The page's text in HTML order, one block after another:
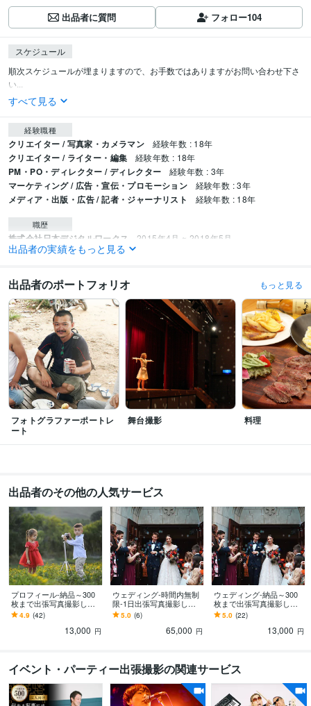
出品者に質問 フォロー104
スケジュール
順次スケジュールが埋まりますので、お手数ではありますがお問い合わせ下さ
い...
すべて見る
経験職種
クリエイター / 写真家・カメラマン 経験年数 : 18年
クリエイター / ライター・編集 経験年数 : 18年
PM・PO・ディレクター / ディレクター 経験年数 : 3年
マーケティング / 広告・宣伝・プロモーション 経験年数 : 3年
メディア・出版・広告 / 記者・ジャーナリスト 経験年数 : 18年
職歴
株式会社日本デジタルワークス 2015年4月 ~ 2018年5月
Latent Image 2014年4月 ~ 現在
資格・検定
フォトマスター検定1級 取得年 : 2013年
狩猟免許（第一種銃猟・わな猟） 取得年 : 2019年
プログラミング言語・フレームワーク
HTML:9年CSS:9年PHP:1年
ビジネス・クリエイティブツール
Adobe Photoshop:16年Adobe Illustrator:3年 Lightroom:12年
その他ツール
写真撮影:16年文章作成:16年 WordPress:9年
HTML・CSS:9年
ディレクション:4年
写真 撮影 カメラ レッスン 相談
フォトグラファー
写真家
ライティング・翻訳 文章作成
文章 ライティング 取材 ノンフィクション
ルポルタージュ
ドキュメンタリー
学歴
一橋大学大学院 2007年3月 ~ 2010年2月
出品者の実績をもっと見る
出品者のポートフォリオ もっと見る
フォトグラファーポートレ
ート
舞台撮影 料理
出品者のその他の人気サービス
プロフィール-納品～300
枚まで出張写真撮影しま
す 納品最大～300カット/1
時間！プロフィール写真
4.9 (42)
13,000 円
ウェディング-時間内無制
限-1日出張写真撮影しま
す ウェディング/東京・神
奈川限定（出張料込）/他
5.0 (6)
65,000 円
ウェディング-納品～300
枚まで出張写真撮影しま
す 納品最大～300カット/1
時間！ウェディング写真
5.0 (22)
13,000 円
イベント・パーティー出張撮影の関連サービス